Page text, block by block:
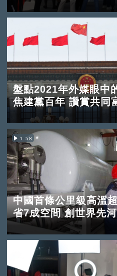
盤點2021年外媒眼中
焦建黨百年 讚賞共同
1:58
中國首條公里級高溫
省7成空間 創世界先河